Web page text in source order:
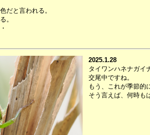
だと言われる。
。
2025.1.28
タイワンハネナガイ
交尾中ですね。
もう、これが季節的
そう言えば、何時も